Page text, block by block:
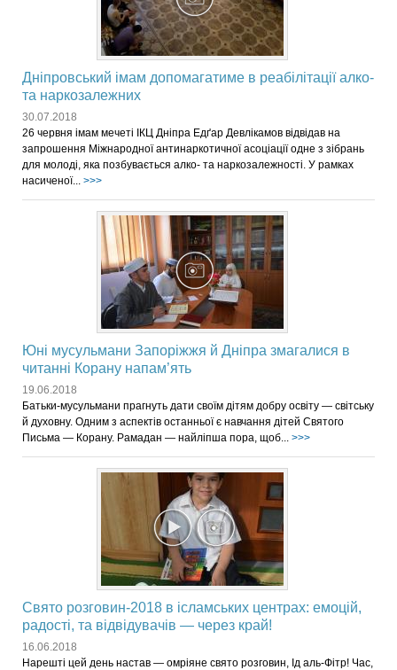
Дніпровський імам допомагатиме в реабілітації алко-
та наркозалежних
30.07.2018
26 червня імам мечеті ІКЦ Дніпра Едґар Девлікамов відвідав на
запрошення Міжнародної антинаркотичної асоціації одне з зібрань
для молоді, яка позбувається алко- та наркозалежності. У рамках
насиченої... >>>
Юні мусульмани Запоріжжя й Дніпра змагалися в
читанні Корану напам’ять
19.06.2018
Батьки-мусульмани прагнуть дати своїм дітям добру освіту — світську
й духовну. Одним з аспектів останньої є навчання дітей Святого
Письма — Корану. Рамадан — найліпша пора, щоб... >>>
Свято розговин-2018 в ісламських центрах: емоцій,
радості, та відвідувачів — через край!
16.06.2018
Нарешті цей день настав — омріяне свято розговин, Ід аль-Фітр! Час,